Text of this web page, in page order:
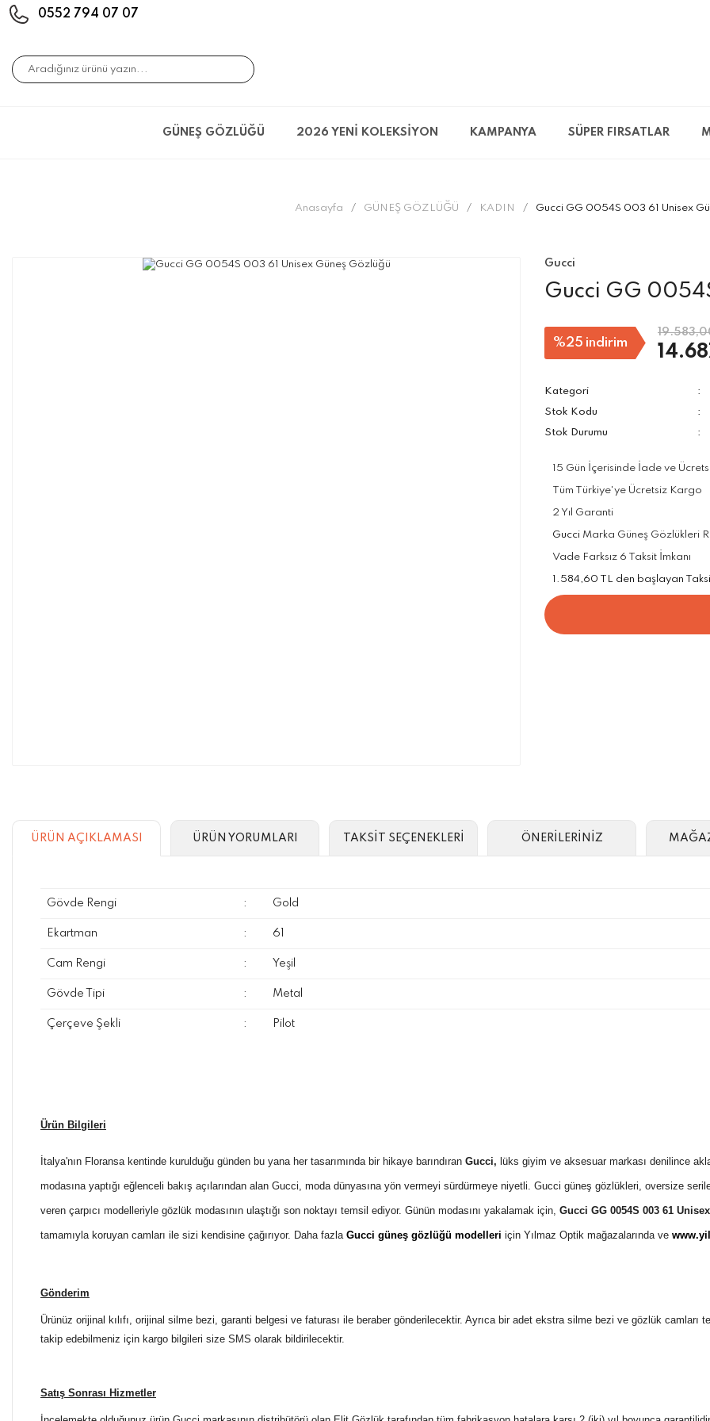
0552 794 07 07
GÜNEŞ GÖZLÜĞÜ 2026 YENİ KOLEKSİYON KAMPANYA SÜPER FIRSATLAR
Anasayfa GÜNEŞ GÖZLÜĞÜ KADIN Gucci GG 0054S 003 61 Unisex
Gucci
Gucci GG
%25 indirim
Kategori
Stok Kodu
Stok Durumu
15 Gün İçerisinde İade ve
Tüm Türkiye'ye Ücretsiz Kargo
2 Yıl Garanti
Gucci Marka Güneş Gözlükleri
Vade Farksız 6 Taksit İmkanı
1.584,60 TL den başlayan
ÜRÜN AÇIKLAMASI ÜRÜN YORUMLARI TAKSİT SEÇENEKLERİ ÖNERİLERİNİZ
Gövde Rengi : Gold
Ekartman : 61
Cam Rengi : Yeşil
Gövde Tipi : Metal
Çerçeve Şekli : Pilot
Ürün Bilgileri
İtalya'nın Floransa kentinde kurulduğu günden bu yana her tasarımında bir hikaye barındıran Gucci, lüks giyim ve aksesuar markası denilince
modasına yaptığı eğlenceli bakış açılarından alan Gucci, moda dünyasına yön vermeyi sürdürmeye niyetli. Gucci güneş gözlükleri, oversize
veren çarpıcı modelleriyle gözlük modasının ulaştığı son noktayı temsil ediyor. Günün modasını yakalamak için, Gucci GG 0054S 003 61
tamamıyla koruyan camları ile sizi kendisine çağırıyor. Daha fazla Gucci güneş gözlüğü modelleri için Yılmaz Optik mağazalarında ve
Gönderim
Ürünüz orijinal kılıfı, orijinal silme bezi, garanti belgesi ve faturası ile beraber gönderilecektir. Ayrıca bir adet ekstra silme bezi ve gözlük
takip edebilmeniz için kargo bilgileri size SMS olarak bildirilecektir.
Satış Sonrası Hizmetler